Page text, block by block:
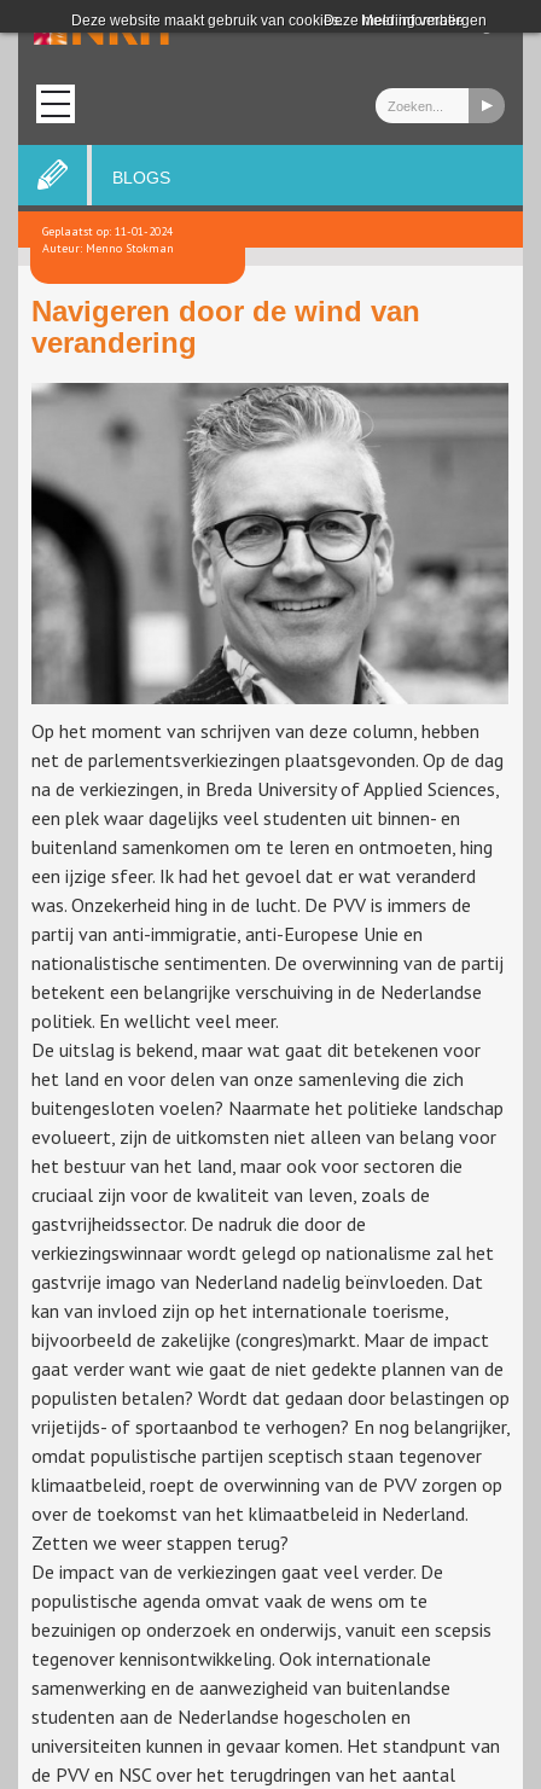
Deze website maakt gebruik van cookies. Meer informatie
Deze melding verbergen
Login
BLOGS
Geplaatst op: 11-01-2024
Auteur: Menno Stokman
Navigeren door de wind van
verandering
Op het moment van schrijven van deze column, hebben
net de parlementsverkiezingen plaatsgevonden. Op de dag
na de verkiezingen, in Breda University of Applied Sciences,
een plek waar dagelijks veel studenten uit binnen- en
buitenland samenkomen om te leren en ontmoeten, hing
een ijzige sfeer. Ik had het gevoel dat er wat veranderd
was. Onzekerheid hing in de lucht. De PVV is immers de
partij van anti-immigratie, anti-Europese Unie en
nationalistische sentimenten. De overwinning van de partij
betekent een belangrijke verschuiving in de Nederlandse
politiek. En wellicht veel meer.
De uitslag is bekend, maar wat gaat dit betekenen voor
het land en voor delen van onze samenleving die zich
buitengesloten voelen? Naarmate het politieke landschap
evolueert, zijn de uitkomsten niet alleen van belang voor
het bestuur van het land, maar ook voor sectoren die
cruciaal zijn voor de kwaliteit van leven, zoals de
gastvrijheidssector. De nadruk die door de
verkiezingswinnaar wordt gelegd op nationalisme zal het
gastvrije imago van Nederland nadelig beïnvloeden. Dat
kan van invloed zijn op het internationale toerisme,
bijvoorbeeld de zakelijke (congres)markt. Maar de impact
gaat verder want wie gaat de niet gedekte plannen van de
populisten betalen? Wordt dat gedaan door belastingen op
vrijetijds- of sportaanbod te verhogen? En nog belangrijker,
omdat populistische partijen sceptisch staan tegenover
klimaatbeleid, roept de overwinning van de PVV zorgen op
over de toekomst van het klimaatbeleid in Nederland.
Zetten we weer stappen terug?
De impact van de verkiezingen gaat veel verder. De
populistische agenda omvat vaak de wens om te
bezuinigen op onderzoek en onderwijs, vanuit een scepsis
tegenover kennisontwikkeling. Ook internationale
samenwerking en de aanwezigheid van buitenlandse
studenten aan de Nederlandse hogescholen en
universiteiten kunnen in gevaar komen. Het standpunt van
de PVV en NSC over het terugdringen van het aantal